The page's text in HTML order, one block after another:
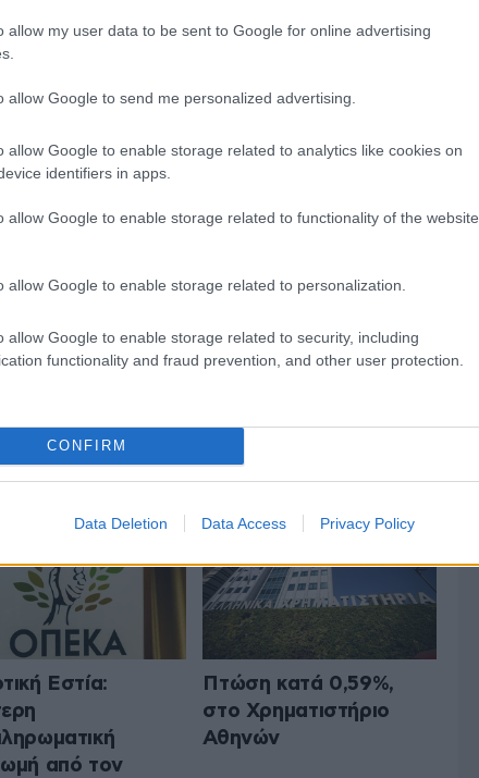
allow my user data to be sent to Google for online advertising
allow Google to send me personalized advertising.
allow Google to enable storage related to analytics like cookies on
identifiers in apps.
allow Google to enable storage related to functionality of the website
allow Google to enable storage related to personalization.
allow Google to enable storage related to security, including
functionality and fraud prevention, and other user protection.
CONFIRM
Data Deletion Data Access Privacy Policy
άμεσα την εξειδίκευσή τους στην πράξη
και δυναμικό επαγγελματικό
ομίλους της Ελλάδας και
Ευρώπη.
στην παραμονή του ταλέντου στην
brain drain, επιβεβαιώνοντας παράλληλα τη
και να προσφέρει στη νέα γενιά της
εξέλιξης.
ΟΙΚΟΝΟΜΙΑ
Εστία:
από τον
Πτώση κατά 0,59%,
στο Χρηματιστήριο
Αθηνών